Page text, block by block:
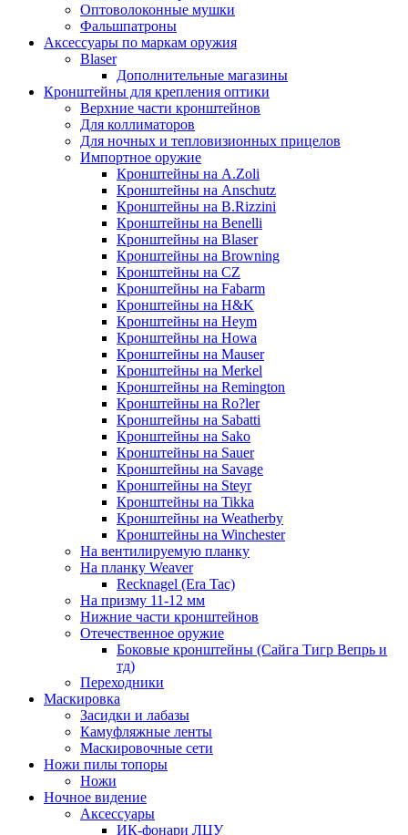
Оптоволоконные мушки
Фальшпатроны
Аксессуары по маркам оружия
Blaser
Дополнительные магазины
Кронштейны для крепления оптики
Верхние части кронштейнов
Для коллиматоров
Для ночных и тепловизионных прицелов
Импортное оружие
Кронштейны на A.Zoli
Кронштейны на Anschutz
Кронштейны на B.Rizzini
Кронштейны на Benelli
Кронштейны на Blaser
Кронштейны на Browning
Кронштейны на CZ
Кронштейны на Fabarm
Кронштейны на H&K
Кронштейны на Heym
Кронштейны на Howa
Кронштейны на Mauser
Кронштейны на Merkel
Кронштейны на Remington
Кронштейны на Ro?ler
Кронштейны на Sabatti
Кронштейны на Sako
Кронштейны на Sauer
Кронштейны на Savage
Кронштейны на Steyr
Кронштейны на Tikka
Кронштейны на Weatherby
Кронштейны на Winchester
На вентилируемую планку
На планку Weaver
Recknagel (Era Tac)
На призму 11-12 мм
Нижние части кронштейнов
Отечественное оружие
Боковые кронштейны (Сайга Тигр Вепрь и
тд)
Переходники
Маскировка
Засидки и лабазы
Камуфляжные ленты
Маскировочные сети
Ножи пилы топоры
Ножи
Ночное видение
Аксессуары
ИК-фонари ЛЦУ